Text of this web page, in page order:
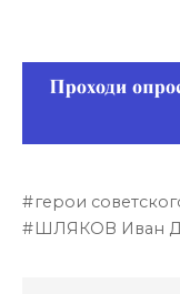
герои
ШЛЯКОВ Иван